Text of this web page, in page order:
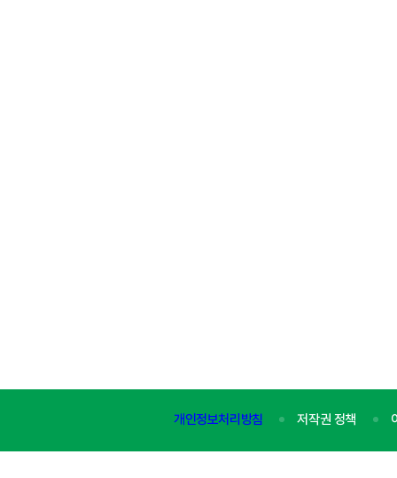
개인정보처리방침 저작권 정책